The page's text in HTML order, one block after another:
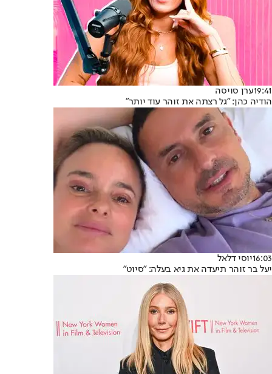
19:41ערן סויסה
הודיה כהן: "גל רצתה את זוהר עוד יותר"
16:03יוסי דלאל
יעל בר זוהר תיעדה את גיא בעלה: "סיוט"